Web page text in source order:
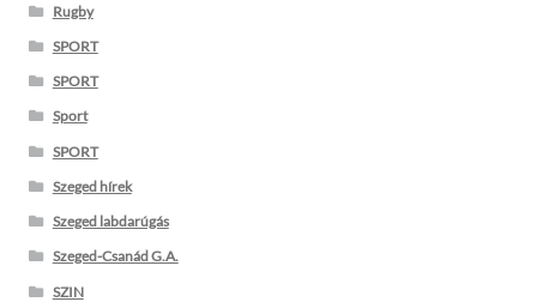
Rugby
SPORT
SPORT
Sport
SPORT
Szeged hírek
Szeged labdarúgás
Szeged-Csanád G.A.
SZIN